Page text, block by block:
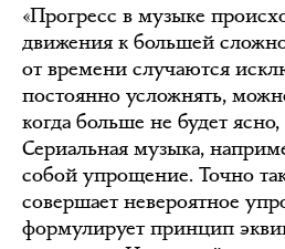
«Прогресс в музыке
движения к большей
от времени случаются
постоянно усложнять,
когда больше не будет
Сериальная музыка,
собой упрощение. Точно
совершает невероятное
формулирует принцип